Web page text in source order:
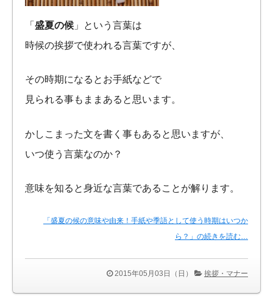
「 盛夏の候 」という言葉は
時候の挨拶で使われる言葉ですが、
その時期になるとお手紙などで
見られる事もままあると思います。
かしこまった文を書く事もあると思いますが、
いつ使う言葉なのか？
意味を知ると身近な言葉であることが解ります。
「盛夏の候の意味や由来！手紙や季語として使う時期はいつか
ら？」の続きを読む…
2015年05月03日（日） 挨拶・マナー